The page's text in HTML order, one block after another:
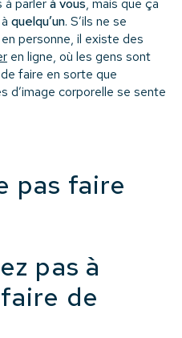
à parlerà vous, mais que ça
quelqu’un. S’ils ne se
personne, il existe des
en ligne, où les gens sont
faire en sorte que
d’image corporelle se sente
pas faire
pas à
de